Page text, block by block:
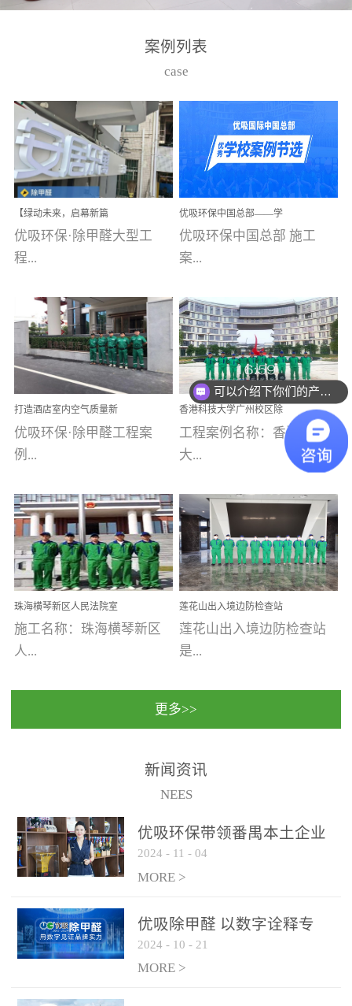
高技能的团队。汇聚了众
取得了多项产品技术专利
和多项国家版权局著作
权，获得高新技术企业称
号。生产优势自主生产自
给自足，优吸公司于2015
在广州番禺区成功建立产
品线生产基地，工厂拥有
自动化生产设备和成熟的
选择源头源材料、严控产
品质量，我们每一批的生
产产品都经过严格的质检
程序；生产车间为优吸总
部和全国分支机构生产光
触媒、净醛王、祛味剂等
优吸系列产品，保质保量
完成生产任务，确保全国
求。资质优势团队优势分
支优势优吸环保是一棵正
茁壮成长的树，只要我们
人人都爱护她、珍惜她、
她将越来越枝繁叶茂，终
将会成为一棵参天大树！
优吸环保截止2020年拥有
全国600家网点分支机构。
案例列表
case
【绿动未来，启幕新篇
章】优吸环保中标深圳安
居乐寓，超大型工装室内
空气治理项目顺利启航，
优吸环保·除甲醛大型工
程...
案例【深圳安居乐寓】室
内空气治理项目深圳安居
乐寓 深圳市安居乐寓
为深圳安居集团旗下城...
优吸环保中国总部——学
校施工案例(节选)
优吸环保中国总部 施工
案...
例(学校工装节选)广州南沙
小学(珠江湾校区)项目地
址：广州市南沙区海滨路
南沙珠江湾江门市蓬江区
禾...
打造酒店室内空气质量新
标杆——优吸环保·标杆之
作：东莞美豪雅致酒店室
内空气治理工程纪实
优吸环保·除甲醛工程案
例...
【东莞美豪雅致酒店】室
内空气治理项目东莞美豪
雅致酒店 东莞美豪雅
致酒店是为中高端人士...
香港科技大学广州校区除
甲醛项目圆满完成
工程案例名称：香港科技
大...
学广州校区室内空气治
理 工程案例地址：广
州南沙区·香港科技大学(广
州)校区 工程案...
珠海横琴新区人民法院室
内除甲醛空气治理项目
施工名称：珠海横琴新区
人...
民法院室内除甲醛空气治
保施工日期：2020年1月珠
莲花山出入境边防检查站
室内除甲醛空气治理项目
莲花山出入境边防检查站
是...
国家通过设在对外开放口
（及各出入境边防检查
更多>>
新闻资讯
NEES
优吸环保带领番禺本​土企业
勇敢破局向“新”
2024 - 11 - 04
MORE >
优吸除甲醛 以数字诠释专
业，尽显除醛品牌实力！
2024 - 10 - 21
MORE >
可以介绍下你们的产品么